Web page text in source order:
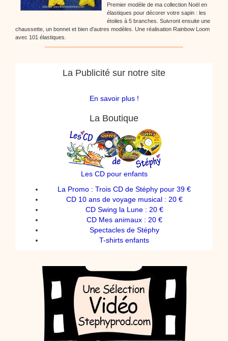
Premier modèle de ma collection Noël en
élastiques pour décorer votre sapin : les
étoiles à 5 branches. Suivront ensuite une
chaussette, un bonnet et bien d'autres modèles. Une réalisation Rainbow Loom
avec 101 élastiques.
La Publicité sur notre site
En savoir plus !
La Boutique
Les CD pour enfants
La Promo : Trois CD de Stéphy pour 39 €
CD 10 ans de voyage musical : 20 €
CD Swing la Lune : 20 €
CD Mes animaux : 20 €
Spectacles de Stéphy
T-shirts enfants